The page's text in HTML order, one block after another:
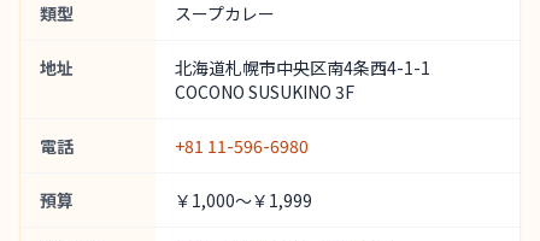
類型 スープカレー
地址
北海道札幌市中央区南4条西4-1-1
COCONO SUSUKINO 3F
電話 +81 11-596-6980
預算 ￥1,000～￥1,999